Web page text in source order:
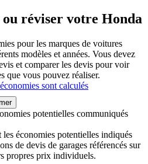
réviser votre Honda
pour les marques de voitures
modèles et années. Vous devez
et comparer les devis pour voir
que vous pouvez réaliser.
sont calculés
potentielles communiqués
économies potentielles indiqués
de devis de garages référencés sur
propres prix individuels.